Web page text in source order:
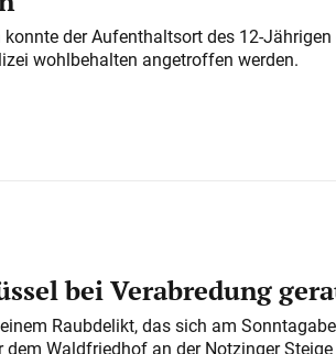
der Aufenthaltsort des 12-
wohlbehalten angetroffen werden.
bei Verabredung
Raubdelikt, das sich am
Waldfriedhof an der Notzinger